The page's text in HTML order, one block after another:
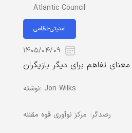
Atlantic Council
امنیتی-نظامی
۱۴۰۵/۰۴/۰۹
معنای تفاهم برای دیگر بازیگران
نوشته: Jon Wilks
رصدگر: مرکز نوآوری قوه مقننه